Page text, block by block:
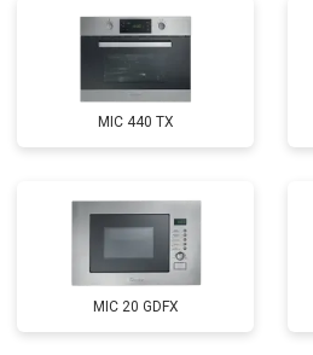
MIC 440 TX
MIC 20 GDFX